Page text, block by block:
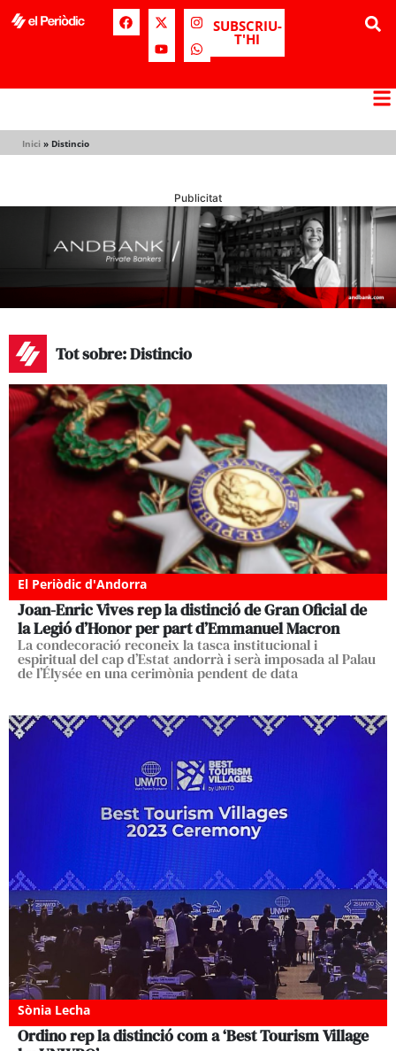
SUBSCRIU-
T'HI
Inici » Distincio
Publicitat
Tot sobre: Distincio
El Periòdic d'Andorra
Joan-Enric Vives rep la distinció de Gran Oficial de
la Legió d’Honor per part d’Emmanuel Macron
La condecoració reconeix la tasca institucional i
espiritual del cap d’Estat andorrà i serà imposada al Palau
de l’Élysée en una cerimònia pendent de data
Sònia Lecha
Ordino rep la distinció com a ‘Best Tourism Village